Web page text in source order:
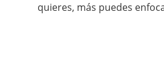
quieres, más puedes